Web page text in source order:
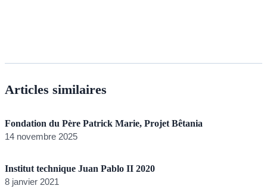
Articles similaires
Fondation du Père Patrick Marie, Projet Bêtania
14 novembre 2025
Institut technique Juan Pablo II 2020
8 janvier 2021